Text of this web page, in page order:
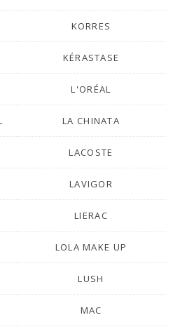
KORRES
KÉRASTASE
L'ORÉAL
LA CHINATA
LACOSTE
LAVIGOR
LIERAC
LOLA MAKE UP
LUSH
MAC